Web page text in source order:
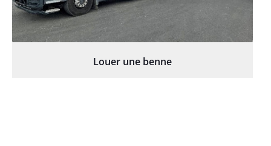
Louer une benne